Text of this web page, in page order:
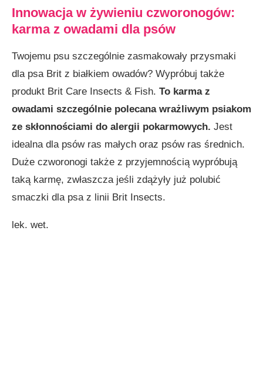
Innowacja w żywieniu czworonogów:
karma z owadami dla psów
Twojemu psu szczególnie zasmakowały przysmaki
dla psa Brit z białkiem owadów? Wypróbuj także
produkt Brit Care Insects & Fish. To karma z
owadami szczególnie polecana wrażliwym psiakom
ze skłonnościami do alergii pokarmowych. Jest
idealna dla psów ras małych oraz psów ras średnich.
Duże czworonogi także z przyjemnością wypróbują
taką karmę, zwłaszcza jeśli zdążyły już polubić
smaczki dla psa z linii Brit Insects.
lek. wet.